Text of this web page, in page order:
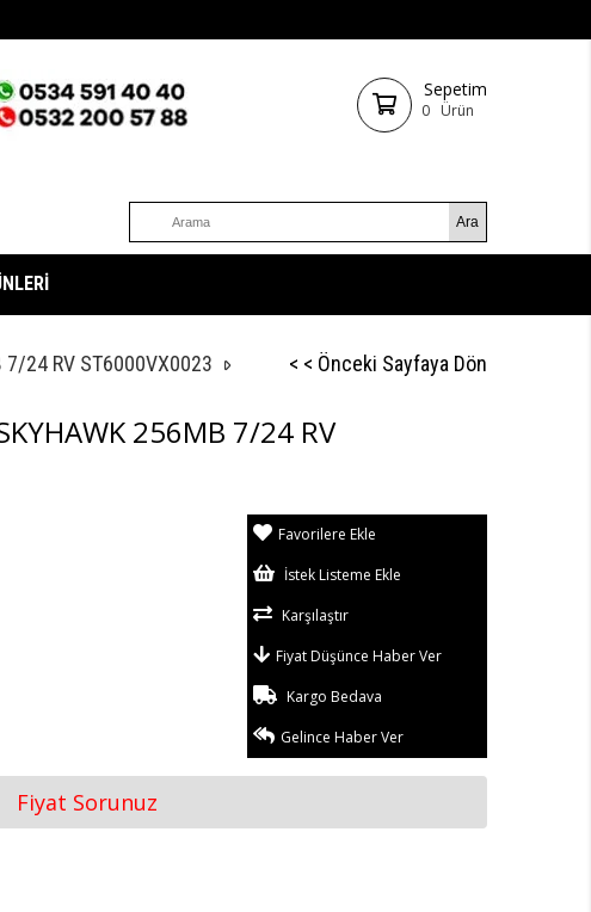
Sepetim
0 Ürün
7/24 RV ST6000VX0023 < < Önceki Sayfaya Dön
256MB 7/24 RV
Favorilere Ekle
İstek Listeme Ekle
Karşılaştır
Fiyat Düşünce Haber Ver
Kargo Bedava
Gelince Haber Ver
Fiyat Sorunuz